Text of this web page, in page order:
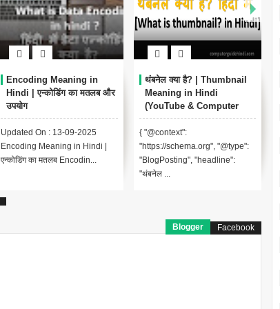
Encoding Meaning in
Hindi | एन्कोडिंग का मतलब और
उपयोग
Updated On : 13-09-2025
Encoding Meaning in Hindi |
एन्कोडिंग का मतलब Encodin...
थंबनेल क्या है? | Thumbnail
Meaning in Hindi
(YouTube & Computer
Example)
{ "@context":
"https://schema.org", "@type":
"BlogPosting", "headline":
"थंबनेल ...
Blogger Facebook